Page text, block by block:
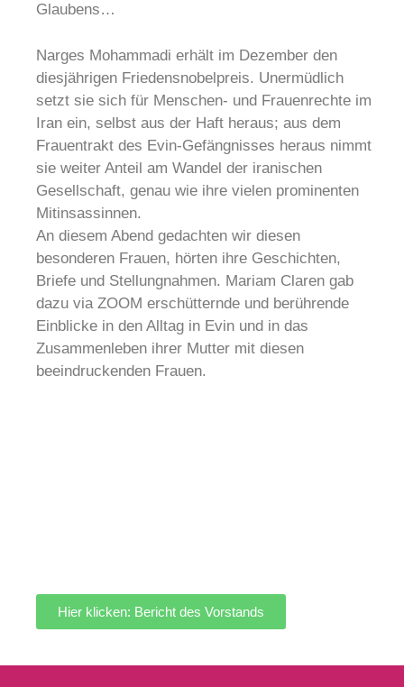
Glaubens…
Narges Mohammadi erhält im Dezember den
diesjährigen Friedensnobelpreis. Unermüdlich
setzt sie sich für Menschen- und Frauenrechte im
Iran ein, selbst aus der Haft heraus; aus dem
Frauentrakt des Evin-Gefängnisses heraus nimmt
sie weiter Anteil am Wandel der iranischen
Gesellschaft, genau wie ihre vielen prominenten
Mitinsassinnen.
An diesem Abend gedachten wir diesen
besonderen Frauen, hörten ihre Geschichten,
Briefe und Stellungnahmen. Mariam Claren gab
dazu via ZOOM erschütternde und berührende
Einblicke in den Alltag in Evin und in das
Zusammenleben ihrer Mutter mit diesen
beeindruckenden Frauen.
Hier klicken: Bericht des Vorstands